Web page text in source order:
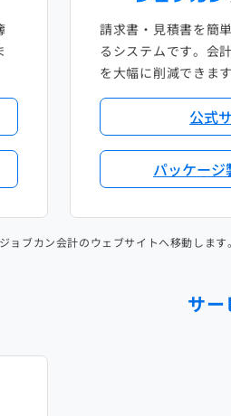
請求書・見積書を簡
るシステムです。会
を大幅に削減できます
公式
パッケージ
ブカン会計のウェブサイトへ移動します。
サー